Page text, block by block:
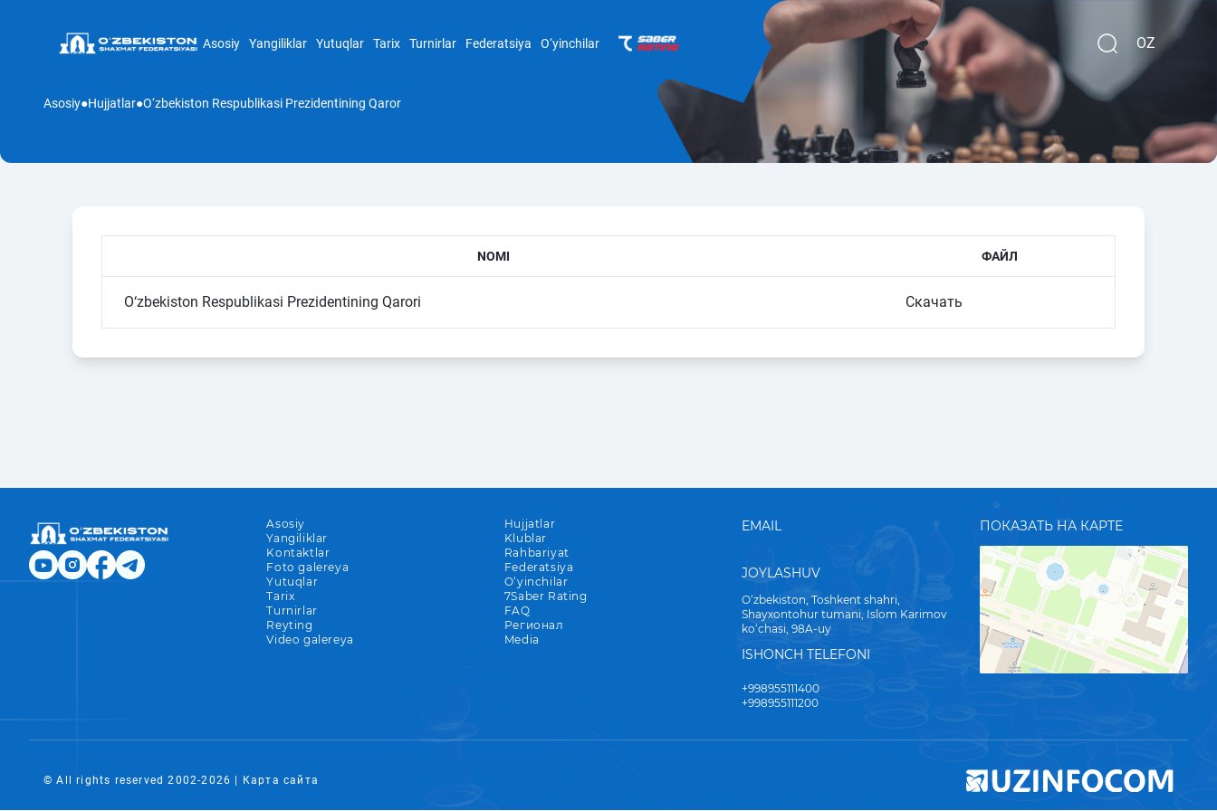
Asosiy Yangiliklar Yutuqlar Tarix Turnirlar Federatsiya O‘yinchilar OZ
Asosiy●Hujjatlar●O‘zbekiston Respublikasi Prezidentining Qaror
NOMI ФАЙЛ
O‘zbekiston Respublikasi Prezidentining Qarori Скачать
Asosiy
Yangiliklar
Kontaktlar
Foto galereya
Yutuqlar
Tarix
Turnirlar
Reyting
Video galereya
Hujjatlar
Klublar
Rahbariyat
Federatsiya
O‘yinchilar
7Saber Rating
FAQ
Регионал
Media
EMAIL
JOYLASHUV
O‘zbekiston, Toshkent shahri,
Shayxontohur tumani, Islom Karimov
ko‘chasi, 98A-uy
ISHONCH TELEFONI
+998955111400
+998955111200
ПОКАЗАТЬ НА КАРТЕ
© All rights reserved 2002-2026 Карта сайта